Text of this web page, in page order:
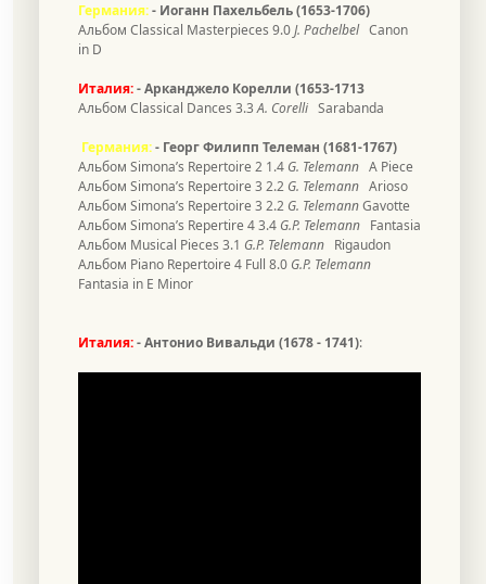
Германия:- Иоганн Пахельбель(1653-1706)
Альбом Classical Masterpieces 9.0J. PachelbelCanon
in D
Италия:-Арканджело Корелли (1653-1713
Альбом Classical Dances 3.3A. Corelli Sarabanda
Германия:- ГеоргФилипп Телеман (1681-1767)
Альбом Simona’s Repertoire 2 1.4 G. Telemann A Piece
Альбом Simona’s Repertoire 3 2.2 G. Telemann Arioso
Альбом Simona’s Repertoire 3 2.2 G. TelemannGavotte
Альбом Simona’s Repertire 43.4 G.P. Telemann Fantasia
Альбом Musical Pieces 3.1 G.P. Telemann Rigaudon
Альбом Piano Repertoire 4 Full 8.0 G.P. Telemann
Fantasia in E Minor
Италия:- Антонио Вивальди (1678 - 1741):